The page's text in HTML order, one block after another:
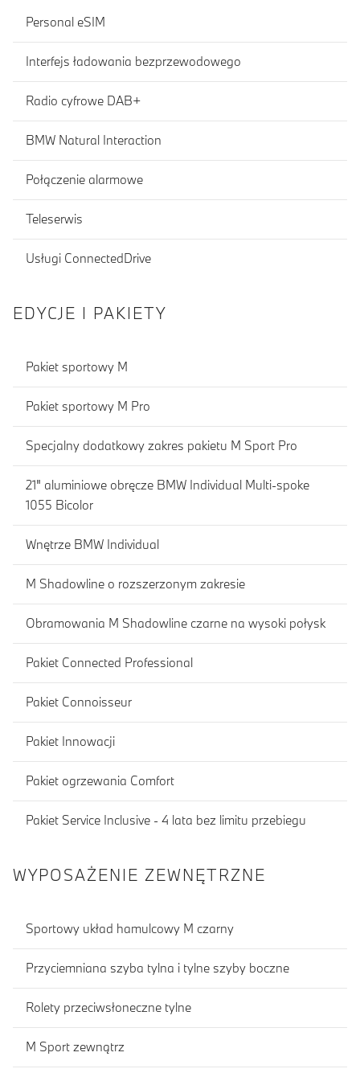
Personal eSIM
Interfejs ładowania bezprzewodowego
Radio cyfrowe DAB+
BMW Natural Interaction
Połączenie alarmowe
Teleserwis
Usługi ConnectedDrive
EDYCJE I PAKIETY
Pakiet sportowy M
Pakiet sportowy M Pro
Specjalny dodatkowy zakres pakietu M Sport Pro
21" aluminiowe obręcze BMW Individual Multi-spoke
1055 Bicolor
Wnętrze BMW Individual
M Shadowline o rozszerzonym zakresie
Obramowania M Shadowline czarne na wysoki połysk
Pakiet Connected Professional
Pakiet Connoisseur
Pakiet Innowacji
Pakiet ogrzewania Comfort
Pakiet Service Inclusive - 4 lata bez limitu przebiegu
WYPOSAŻENIE ZEWNĘTRZNE
Sportowy układ hamulcowy M czarny
Przyciemniana szyba tylna i tylne szyby boczne
Rolety przeciwsłoneczne tylne
M Sport zewnątrz